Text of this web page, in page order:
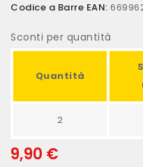
Codice a Barre EAN:
Sconti per quantità
Quantità
2
9,90 €